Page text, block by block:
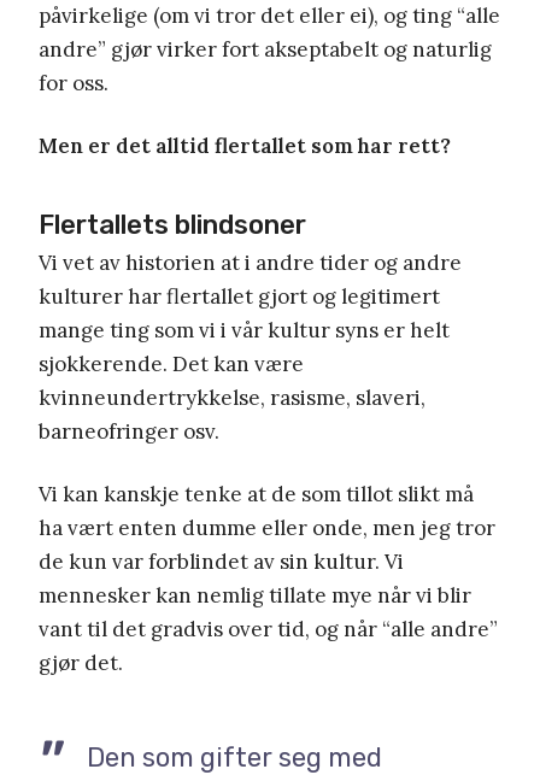
påvirkelige (om vi tror det eller ei), og ting “alle
andre” gjør virker fort akseptabelt og naturlig
for oss.
Men er det alltid flertallet som har rett?
Flertallets blindsoner
Vi vet av historien at i andre tider og andre
kulturer har flertallet gjort og legitimert
mange ting som vi i vår kultur syns er helt
sjokkerende. Det kan være
kvinneundertrykkelse, rasisme, slaveri,
barneofringer osv.
Vi kan kanskje tenke at de som tillot slikt må
ha vært enten dumme eller onde, men jeg tror
de kun var forblindet av sin kultur. Vi
mennesker kan nemlig tillate mye når vi blir
vant til det gradvis over tid, og når “alle andre”
gjør det.
Den som gifter seg med